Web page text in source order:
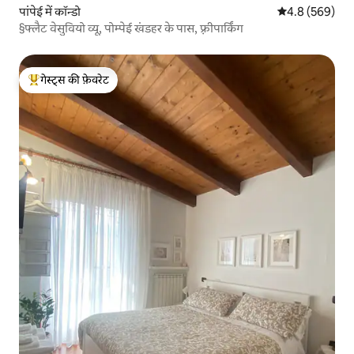
पांपेई में कॉन्डो औसत रेटिंग 5 में
4.8 (569)
§फ्लैट वेसुवियो व्यू, पोम्पेई खंडहर के पास, फ़्रीपार्किंग
गेस्ट्स का टॉप फ़ेवरेट
गेस्ट्स की फ़ेवरेट